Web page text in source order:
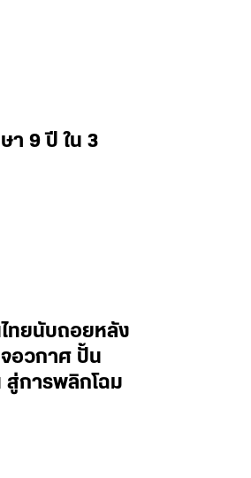
า 9 ปี ใน 3
ทยนับถอยหลัง
อวกาศ ปั้น
การพลิกโฉม